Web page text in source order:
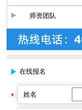
师资团队
在线报名
姓名